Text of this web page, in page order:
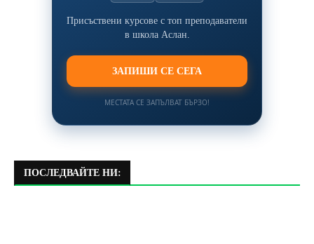
Присъствени курсове с топ преподаватели
в школа Аслан.
ЗАПИШИ СЕ СЕГА
МЕСТАТА СЕ ЗАПЪЛВАТ БЪРЗО!
ПОСЛЕДВАЙТЕ НИ: